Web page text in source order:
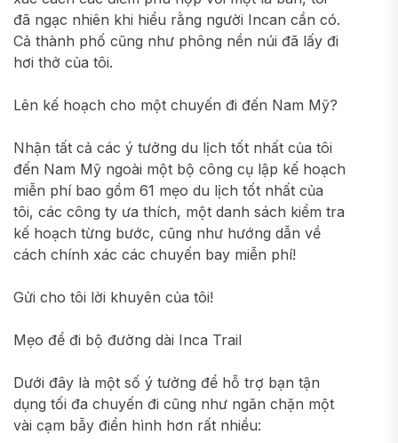
đã ngạc nhiên khi hiểu rằng người Incan cần có.
Cả thành phố cũng như phông nền núi đã lấy đi
hơi thở của tôi.
Lên kế hoạch cho một chuyến đi đến Nam Mỹ?
Nhận tất cả các ý tưởng du lịch tốt nhất của tôi
đến Nam Mỹ ngoài một bộ công cụ lập kế hoạch
miễn phí bao gồm 61 mẹo du lịch tốt nhất của
tôi, các công ty ưa thích, một danh sách kiểm tra
kế hoạch từng bước, cũng như hướng dẫn về
cách chính xác các chuyến bay miễn phí!
Gửi cho tôi lời khuyên của tôi!
Mẹo để đi bộ đường dài Inca Trail
Dưới đây là một số ý tưởng để hỗ trợ bạn tận
dụng tối đa chuyến đi cũng như ngăn chặn một
vài cạm bẫy điển hình hơn rất nhiều: